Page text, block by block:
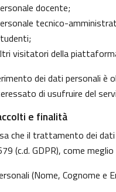
docente;
tecnico-
visitatori della
dei dati personali è
di usufruire del
e finalità
che il trattamento dei
(c.d. GDPR), come
(Nome, Cognome